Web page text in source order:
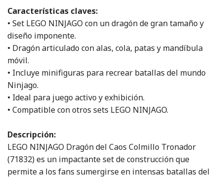
Características claves:
• Set LEGO NINJAGO con un dragón de gran tamaño y
diseño imponente.
• Dragón articulado con alas, cola, patas y mandíbula
móvil.
• Incluye minifiguras para recrear batallas del mundo
Ninjago.
• Ideal para juego activo y exhibición.
• Compatible con otros sets LEGO NINJAGO.
Descripción:
LEGO NINJAGO Dragón del Caos Colmillo Tronador
(71832) es un impactante set de construcción que
permite a los fans sumergirse en intensas batallas del